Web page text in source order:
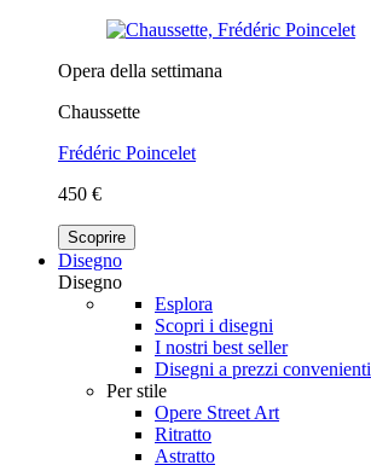
Opera della settimana
Chaussette
Frédéric Poincelet
450 €
Scoprire
Disegno
Disegno
Esplora
Scopri i disegni
I nostri best seller
Disegni a prezzi convenienti
Per stile
Opere Street Art
Ritratto
Astratto